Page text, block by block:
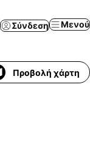
Σύνδεση Μενού
Ασύρματο ίντερνετ
Προβολή χάρτη